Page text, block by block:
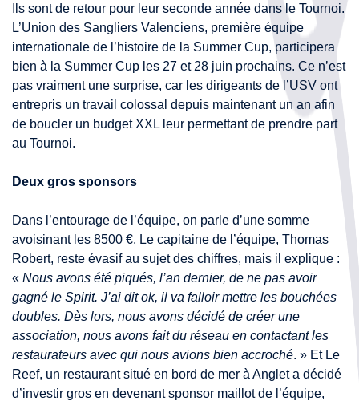
Ils sont de retour pour leur seconde année dans le Tournoi.
L’Union des Sangliers Valenciens, première équipe
internationale de l’histoire de la Summer Cup, participera
bien à la Summer Cup les 27 et 28 juin prochains. Ce n’est
pas vraiment une surprise, car les dirigeants de l’USV ont
entrepris un travail colossal depuis maintenant un an afin
de boucler un budget XXL leur permettant de prendre part
au Tournoi.
Deux gros sponsors
Dans l’entourage de l’équipe, on parle d’une somme
avoisinant les 8500 €. Le capitaine de l’équipe, Thomas
Robert, reste évasif au sujet des chiffres, mais il explique :
« Nous avons été piqués, l’an dernier, de ne pas avoir
gagné le Spirit. J’ai dit ok, il va falloir mettre les bouchées
doubles. Dès lors, nous avons décidé de créer une
association, nous avons fait du réseau en contactant les
restaurateurs avec qui nous avions bien accroché. » Et Le
Reef, un restaurant situé en bord de mer à Anglet a décidé
d’investir gros en devenant sponsor maillot de l’équipe,